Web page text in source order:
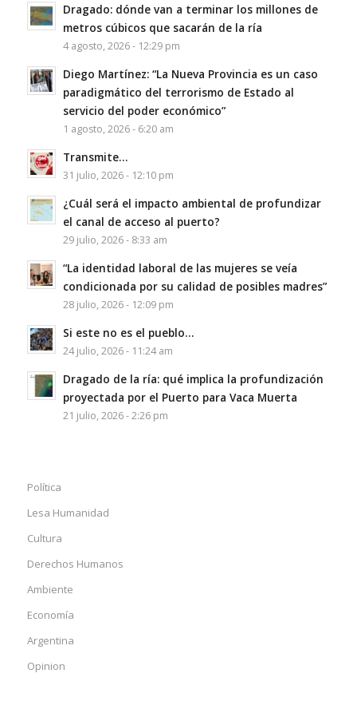
Dragado: dónde van a terminar los millones de
metros cúbicos que sacarán de la ría
4 agosto, 2026 - 12:29 pm
Diego Martínez: “La Nueva Provincia es un caso
paradigmático del terrorismo de Estado al
servicio del poder económico”
1 agosto, 2026 - 6:20 am
Transmite…
31 julio, 2026 - 12:10 pm
¿Cuál será el impacto ambiental de profundizar
el canal de acceso al puerto?
29 julio, 2026 - 8:33 am
“La identidad laboral de las mujeres se veía
condicionada por su calidad de posibles madres”
28 julio, 2026 - 12:09 pm
Si este no es el pueblo…
24 julio, 2026 - 11:24 am
Dragado de la ría: qué implica la profundización
proyectada por el Puerto para Vaca Muerta
21 julio, 2026 - 2:26 pm
Política
Lesa Humanidad
Cultura
Derechos Humanos
Ambiente
Economía
Argentina
Opinion